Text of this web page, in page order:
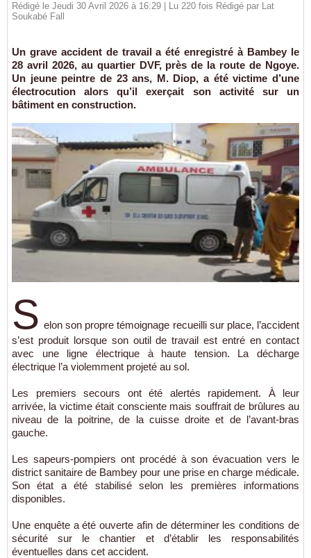
Rédigé le Jeudi 30 Avril 2026 à 16:29 | Lu 220 fois Rédigé par Lat
Soukabé Fall
Un grave accident de travail a été enregistré à Bambey le
28 avril 2026, au quartier DVF, près de la route de Ngoye.
Un jeune peintre de 23 ans, M. Diop, a été victime d’une
électrocution alors qu’il exerçait son activité sur un
bâtiment en construction.
S elon son propre témoignage recueilli sur place, l’accident
s’est produit lorsque son outil de travail est entré en contact
avec une ligne électrique à haute tension. La décharge
électrique l’a violemment projeté au sol.
Les premiers secours ont été alertés rapidement. À leur
arrivée, la victime était consciente mais souffrait de brûlures au
niveau de la poitrine, de la cuisse droite et de l’avant-bras
gauche.
Les sapeurs-pompiers ont procédé à son évacuation vers le
district sanitaire de Bambey pour une prise en charge médicale.
Son état a été stabilisé selon les premières informations
disponibles.
Une enquête a été ouverte afin de déterminer les conditions de
sécurité sur le chantier et d’établir les responsabilités
éventuelles dans cet accident.